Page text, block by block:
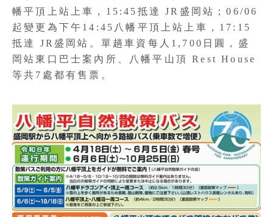
幡平頂上站上車，15:45抵達 JR盛岡站；06/06
起變更為下午14:45八幡平頂上站上車，17:15
抵達 JR盛岡站。單趟車資每人1,700日圓，盛
岡站東口巴士案內所、八幡平山頂 Rest House
等共7處都有售票。